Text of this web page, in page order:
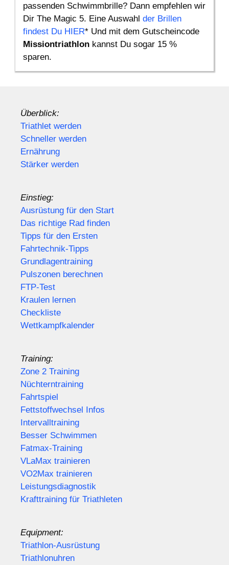
passenden Schwimmbrille? Dann empfehlen wir
Dir The Magic 5. Eine Auswahl der Brillen
findest Du HIER* Und mit dem Gutscheincode
Missiontriathlon kannst Du sogar 15 %
sparen.
Überblick:
Triathlet werden
Schneller werden
Ernährung
Stärker werden
Einstieg:
Ausrüstung für den Start
Das richtige Rad finden
Tipps für den Ersten
Fahrtechnik-Tipps
Grundlagentraining
Pulszonen berechnen
FTP-Test
Kraulen lernen
Checkliste
Wettkampfkalender
Training:
Zone 2 Training
Nüchterntraining
Fahrtspiel
Fettstoffwechsel Infos
Intervalltraining
Besser Schwimmen
Fatmax-Training
VLaMax trainieren
VO2Max trainieren
Leistungsdiagnostik
Krafttraining für Triathleten
Equipment:
Triathlon-Ausrüstung
Triathlonuhren